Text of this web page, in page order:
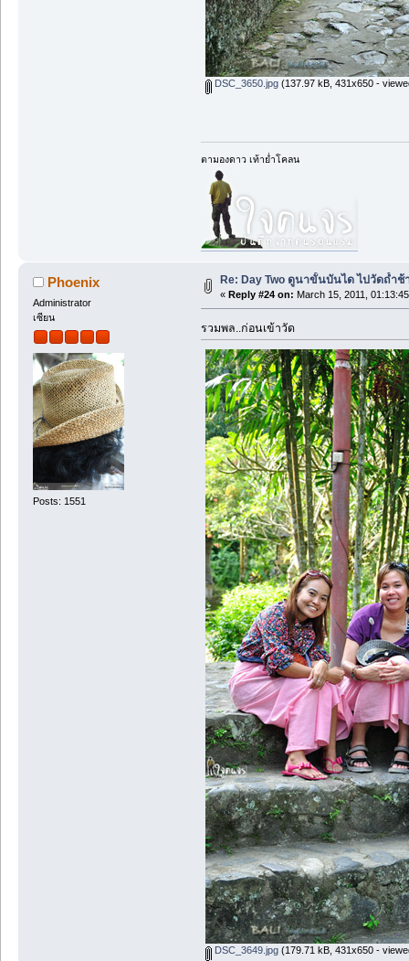
DSC_3650.jpg(137.97 kB, 431x650 -
ตามองดาว เท้าย่ำโคลน
Phoenix
Administrator
เซียน
Posts: 1551
Re: Day Two ดูนาขั้นบันได ไปวัดถ้ำ
« Reply #24 on: March 15, 2011,
รวมพล..ก่อนเข้าวัด
DSC_3649.jpg(179.71 kB, 431x650 -